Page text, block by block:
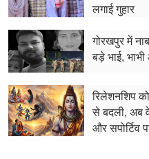
लगाई गुहार
गोरखपुर में
बड़े भाई,
रिलेशनशिप
से बदली, अब
और सपोर्टिव